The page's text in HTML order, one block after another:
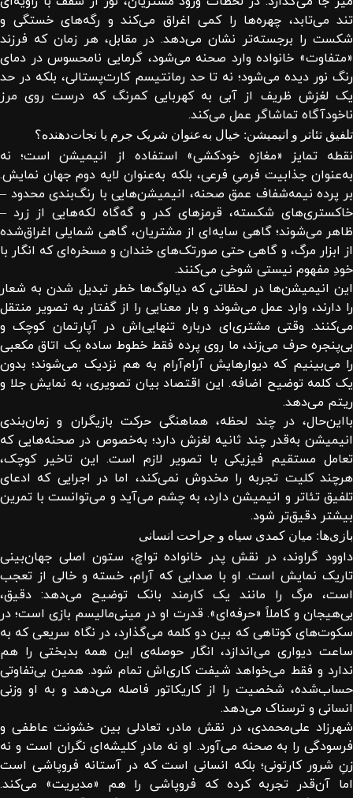
تند می‌تابد، چهره‌ها را کمی اغراق می‌کند و رگه‌های خستگی و
شکست را برجسته‌تر نشان می‌دهد. در مقابل، هر زمان که فرزند
«متفاوت» خانواده وارد صحنه می‌شود، گرمایی نامحسوس در دمای
رنگ نور دیده می‌شود؛ نه تا حد رمانتیسم کارت‌پستالی، بلکه در حد
یک لغزش ظریف از آبی به کهربایی کمرنگ که درست روی مرز
ناخودآگاه تماشاگر عمل می‌کند.
تلفیق تئاتر و انیمیشن: خیال به‌عنوان شریک جرم یا نجات‌دهنده؟
نقطه تمایز «مغازه خودکشی» استفاده از انیمیشن است؛ نه
به‌عنوان جذابیت فرمیِ فرعی، بلکه به‌عنوان لایه دوم جهان نمایش.
بر پرده نیمه‌شفاف عمق صحنه، انیمیشن‌هایی با رنگ‌بندی محدود –
خاکستری‌های شکسته، قرمزهای کدر و گه‌گاه لکه‌هایی از زرد –
ظاهر می‌شوند؛ گاهی سایه‌ای از مشتریان، گاهی شمایلی اغراق‌شده
از ابزار مرگ، و گاهی حتی صورتک‌های خندان و مسخره‌ای که انگار با
خودِ مفهوم نیستی شوخی می‌کنند.
این انیمیشن‌ها در لحظاتی که دیالوگ‌ها خطر تبدیل شدن به شعار
را دارند، وارد عمل می‌شوند و بار معنایی را از گفتار به تصویر منتقل
می‌کنند. وقتی مشتری‌ای درباره تنهایی‌اش در آپارتمان کوچک و
بی‌پنجره حرف می‌زند، ما روی پرده فقط خطوط ساده یک اتاق مکعبی
را می‌بینیم که دیوارهایش آرام‌آرام به هم نزدیک می‌شوند؛ بدون
یک کلمه توضیح اضافه. این اقتصاد بیان تصویری، به نمایش جلا و
ریتم می‌دهد.
بااین‌حال، در چند لحظه، هماهنگی حرکت بازیگران و زمان‌بندی
انیمیشن به‌قدر چند ثانیه لغزش دارد؛ به‌خصوص در صحنه‌هایی که
تعامل مستقیم فیزیکی با تصویر لازم است. این تاخیر کوچک،
هرچند کلیت تجربه را مخدوش نمی‌کند، اما در اجرایی که ادعای
تلفیق تئاتر و انیمیشن دارد، به چشم می‌آید و می‌توانست با تمرین
بیشتر دقیق‌تر شود.
بازی‌ها: میان کمدی سیاه و جراحت انسانی
داوود گراوند، در نقش پدر خانواده تواچ، ستون اصلی جهان‌بینی
تاریک نمایش است. او با صدایی که آرام، خسته و خالی از تعجب
است، مرگ را مانند یک کارمند بانک توضیح می‌دهد: دقیق،
بی‌هیجان و کاملاً «حرفه‌ای». قدرت او در مینی‌مالیسم بازی است؛ در
سکوت‌های کوتاهی که بین دو کلمه می‌گذارد، در نگاه سریعی که به
ساعت دیواری می‌اندازد، انگار حوصله‌ی این همه بدبختی را هم
ندارد و فقط می‌خواهد شیفت کاری‌اش تمام شود. همین بی‌تفاوتی
حساب‌شده، شخصیت را از کاریکاتور فاصله می‌دهد و به او وزنی
انسانی و ترسناک می‌دهد.
شهرزاد علی‌محمدی، در نقش مادر، تعادلی بین خشونت عاطفی و
فرسودگی را به صحنه می‌آورد. او نه مادرِ کلیشه‌ای نگران است و نه
زنِ شرور کارتونی؛ بلکه انسانی است که در آستانه فروپاشی است
اما آن‌قدر تجربه کرده که فروپاشی را هم «مدیریت» می‌کند.